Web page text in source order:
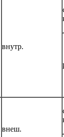
внутр.
внеш.